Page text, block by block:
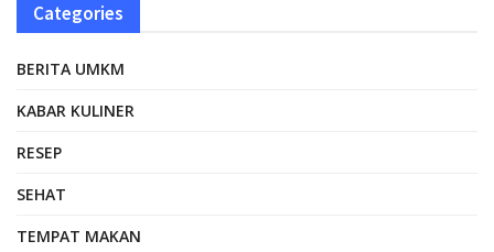
Categories
BERITA UMKM
KABAR KULINER
RESEP
SEHAT
TEMPAT MAKAN